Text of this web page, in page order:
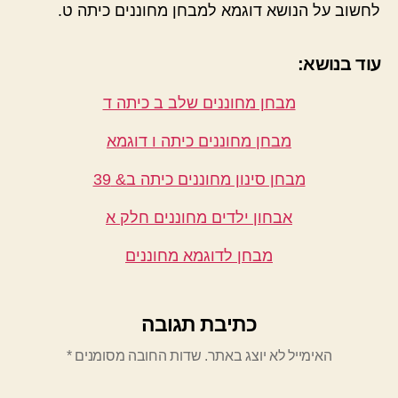
לחשוב על הנושא דוגמא למבחן מחוננים כיתה ט.
עוד בנושא:
מבחן מחוננים שלב ב כיתה ד
מבחן מחוננים כיתה ו דוגמא
מבחן סינון מחוננים כיתה ב& 39
אבחון ילדים מחוננים חלק א
מבחן לדוגמא מחוננים
כתיבת תגובה
האימייל לא יוצג באתר. שדות החובה מסומנים*